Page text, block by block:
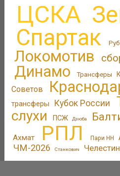
ЦСКА
Спартак
Локомотив
Динамо Трансферы
Советов
трансферы
Кубок России
слухи
ПСЖ Дзюба
Ахмат РПЛ Пари НН
ЧМ-2026 Станкович